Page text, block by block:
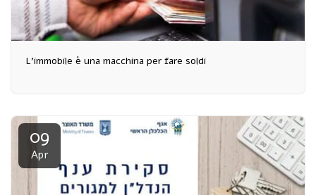
L'immobile è una macchina per fare soldi
09
Apr